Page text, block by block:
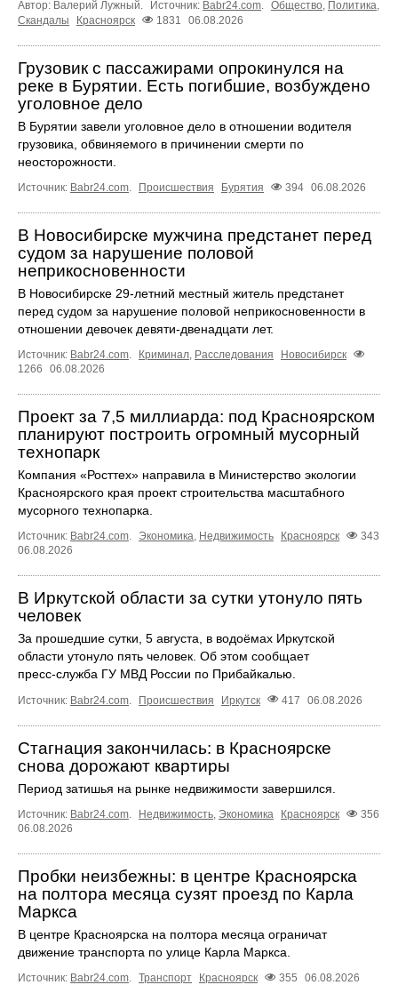
Автор: Валерий Лужный. Источник: Babr24.com. Общество, Политика,
Скандалы
Красноярск 1831 06.08.2026
Грузовик с пассажирами опрокинулся на
реке в Бурятии. Есть погибшие, возбуждено
уголовное дело
В Бурятии завели уголовное дело в отношении водителя
грузовика, обвиняемого в причинении смерти по
неосторожности.
Источник: Babr24.com. Происшествия Бурятия 394 06.08.2026
В Новосибирске мужчина предстанет перед
судом за нарушение половой
неприкосновенности
В Новосибирске 29-летний местный житель предстанет
перед судом за нарушение половой неприкосновенности в
отношении девочек девяти-двенадцати лет.
Источник: Babr24.com. Криминал, Расследования
Новосибирск
1266
06.08.2026
Проект за 7,5 миллиарда: под Красноярском
планируют построить огромный мусорный
технопарк
Компания «Росттех» направила в Министерство экологии
Красноярского края проект строительства масштабного
мусорного технопарка.
Источник: Babr24.com. Экономика, Недвижимость Красноярск
343
06.08.2026
В Иркутской области за сутки утонуло пять
человек
За прошедшие сутки, 5 августа, в водоёмах Иркутской
области утонуло пять человек. Об этом сообщает
пресс‑служба ГУ МВД России по Прибайкалью.
Источник: Babr24.com Происшествия Иркутск 417 06.08.2026
Стагнация закончилась: в Красноярске
снова дорожают квартиры
Период затишья на рынке недвижимости завершился.
Источник: Babr24.com Недвижимость Экономика Красноярск
356
06.08.2026
Пробки неизбежны: в центре Красноярска
на полтора месяца сузят проезд по Карла
Маркса
В центре Красноярска на полтора месяца ограничат
движение транспорта по улице Карла Маркса.
Источник: Babr24.com Транспорт Красноярск 355 06.08.2026